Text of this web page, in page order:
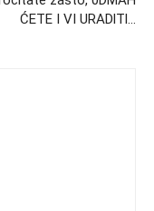
ĆETE I VI URADlTl…